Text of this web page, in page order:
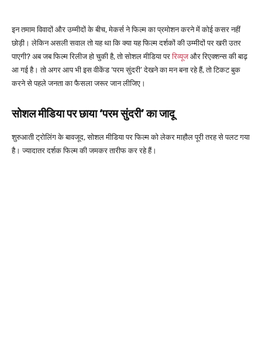
इन तमाम विवादों और उम्मीदों के बीच, मेकर्स ने फिल्म का प्रमोशन करने में कोई कसर नहीं
छोड़ी। लेकिन असली सवाल तो यह था कि क्या यह फिल्म दर्शकों की उम्मीदों पर खरी उतर
पाएगी? अब जब फिल्म रिलीज हो चुकी है, तो सोशल मीडिया पररिव्यूजऔर रिएक्शन्स की बाढ़
आ गई है। तो अगर आप भी इस वीकेंड ‘परम सुंदरी’ देखने का मन बना रहे हैं, तो टिकट बुक
करने से पहले जनता का फैसला जरूर जान लीजिए।
सोशल मीडिया पर छाया ‘परम सुंदरी’ का जादू
शुरुआती ट्रोलिंग के बावजूद, सोशल मीडिया पर फिल्म को लेकर माहौल पूरी तरह से पलट गया
है। ज्यादातर दर्शक फिल्म की जमकर तारीफ कर रहे हैं।